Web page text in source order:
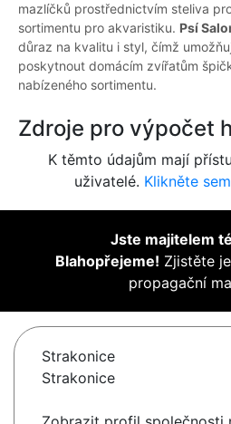
mazlíčků prostřednictvím steliva
sortimentu pro akvaristiku. Psí
důraz na kvalitu i styl, čímž
poskytnout domácím zvířatům
nabízeného sortimentu.
Zdroje pro výpočet
K těmto údajům mají
uživatelé. Klikněte
Jste majitelem
Blahopřejeme! Zjistěte
propagační
Strakonice
Strakonice